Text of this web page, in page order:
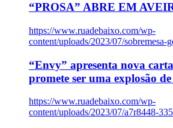
“PROSA” ABRE EM
https://www.ruadebaixo.com/wp-
content/uploads/2023/07/
“Envy” apresenta nova
promete ser uma explosão de
https://www.ruadebaixo.com/wp-
content/uploads/2023/07/a7r8448-